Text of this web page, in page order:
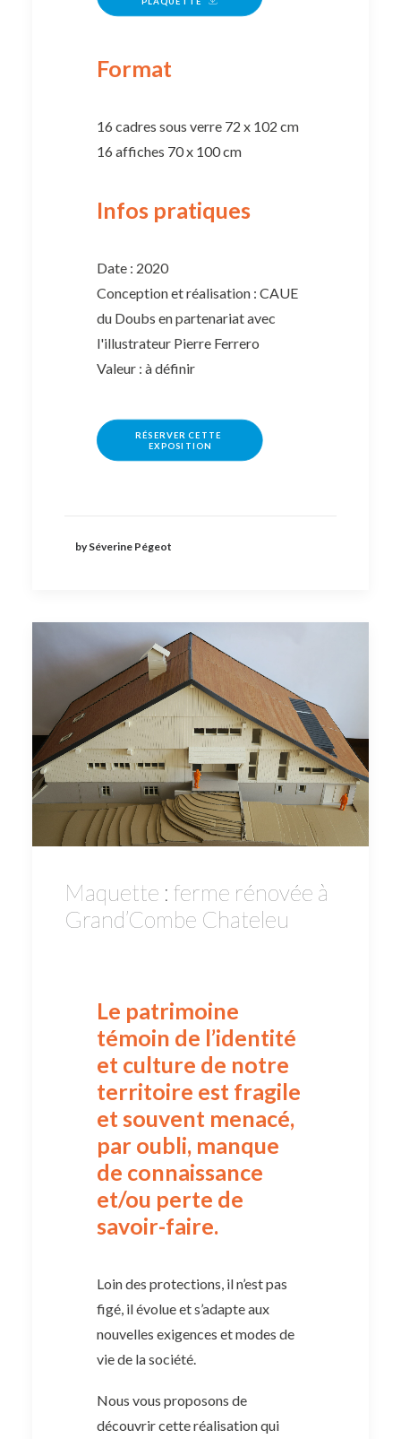
Format
16 cadres sous verre 72 x 102 cm
16 affiches 70 x 100 cm
Infos pratiques
Date : 2020
Conception et réalisation : CAUE
du Doubs en partenariat avec
l'illustrateur Pierre Ferrero
Valeur : à définir
RÉSERVER CETTE
EXPOSITION
by Séverine Pégeot
Maquette : ferme rénovée à
Grand’Combe Chateleu
Le patrimoine
témoin de l’identité
et culture de notre
territoire est fragile
et souvent menacé,
par oubli, manque
de connaissance
et/ou perte de
savoir-faire.
Loin des protections, il n’est pas
figé, il évolue et s’adapte aux
nouvelles exigences et modes de
vie de la société.
Nous vous proposons de
découvrir cette réalisation qui